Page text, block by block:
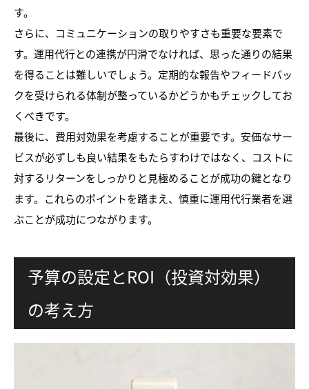
す。
さらに、コミュニケーションの取りやすさも重要な要素で
す。運用代行との連携が円滑でなければ、思った通りの結果
を得ることは難しいでしょう。定期的な報告やフィードバッ
クを受けられる体制が整っているかどうかもチェックしてお
くべきです。
最後に、費用対効果を考慮することが重要です。安価なサー
ビスが必ずしも良い結果をもたらすわけではなく、コストに
対するリターンをしっかりと見極めることが成功の鍵となり
ます。これらのポイントを踏まえ、慎重に運用代行業者を選
ぶことが成功につながります。
予算の設定とROI（投資対効果）
の考え方